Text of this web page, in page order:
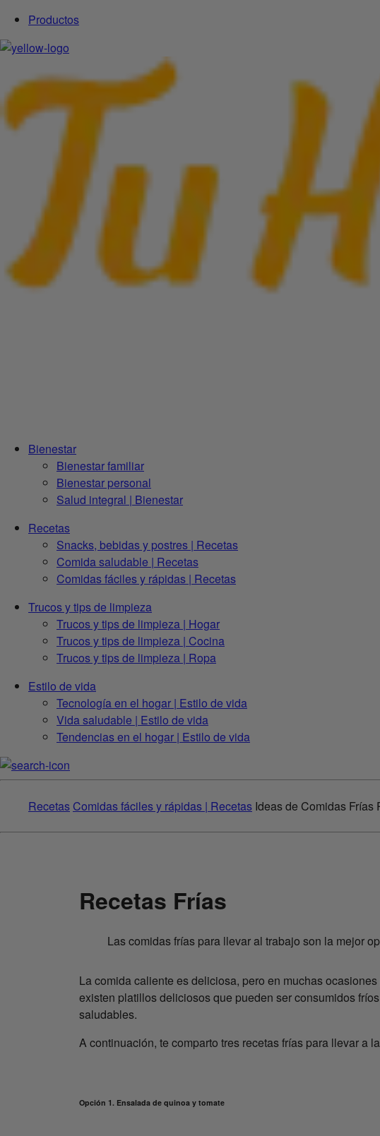
Productos
Bienestar
Bienestar familiar
Bienestar personal
Salud integral | Bienestar
Recetas
Snacks, bebidas y postres | Recetas
Comida saludable | Recetas
Comidas fáciles y rápidas | Recetas
Trucos y tips de limpieza
Trucos y tips de limpieza | Hogar
Trucos y tips de limpieza | Cocina
Trucos y tips de limpieza | Ropa
Estilo de vida
Tecnología en el hogar | Estilo de vida
Vida saludable | Estilo de vida
Tendencias en el hogar | Estilo de vida
Recetas Comidas fáciles y rápidas | Recetas Ideas de Comidas Frías
Recetas Frías
Las comidas frías para llevar al trabajo son la mejor
La comida caliente es deliciosa, pero en muchas
existen platillos deliciosos que pueden ser consumidos
saludables.
A continuación, te comparto tres recetas frías para llevar a
Opción 1. Ensalada de quinoa y tomate